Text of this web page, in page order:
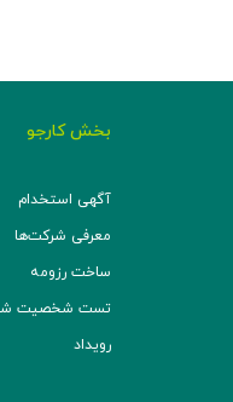
بخش کارجو
آگهی استخدام
معرفی شرکت‌ها
ساخت رزومه
تست شخصیت
رویداد